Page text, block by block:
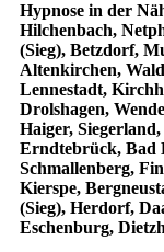
Hypnose in der
Hilchenbach,
(Sieg), Betzdorf,
Altenkirchen,
Lennestadt,
Drolshagen,
Haiger,
Erndtebrück, Bad
Schmallenberg,
Kierspe,
(Sieg), Herdorf,
Eschenburg,